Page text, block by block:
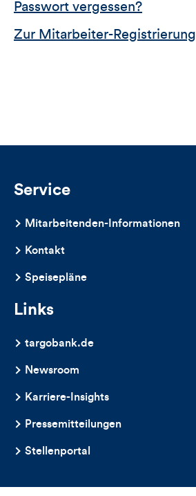
Passwort vergessen?
Zur Mitarbeiter-Registrierung
Service
Mitarbeitenden-Informationen
Kontakt
Speisepläne
Links
targobank.de
Newsroom
Karriere-Insights
Pressemitteilungen
Stellenportal